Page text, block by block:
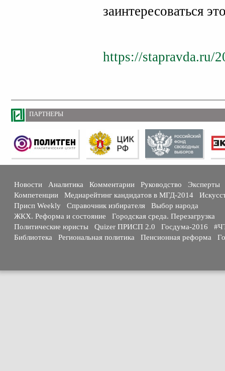
заинтересоваться
https://stapravda.ru/
ПАРТНЕРЫ
Новости Аналитика Комментарии Руководство
Эксперты
Компетенции
Медиарейтинг кандидатов в МГД-2014
Присп Weekly
Справочник избирателя
Выбор народа
ЖКХ. Реформа и состояние
Городская среда. Перезагрузка
Политические юристы
Quizer ПРИСП 2.0 Госдума-2016
Библиотека
Региональная политика Пенсионная реформа